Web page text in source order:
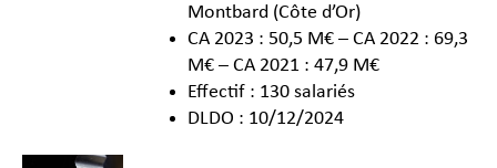
Montbard (Côte d’Or)
CA 2023 : 50,5 M€ – CA 2022 : 69,3
M€ – CA 2021 : 47,9 M€
Effectif : 130 salariés
DLDO : 10/12/2024